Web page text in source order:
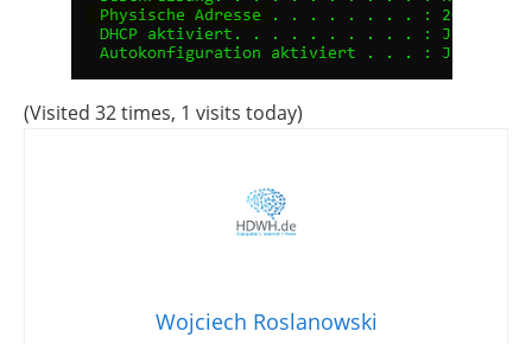
(Visited 32 times, 1 visits today)
Wojciech Roslanowski